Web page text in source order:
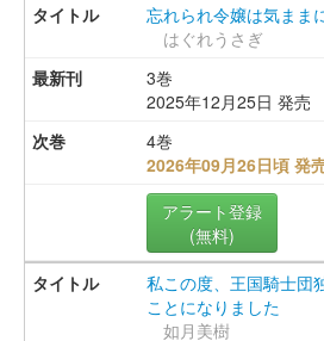
忘れられ令嬢は気まま
はぐれうさぎ
3巻
2025年12月25日 発売
4巻
2026年09月26日頃 発
アラート登録
(無料)
私この度、王国騎士団
ことになりました
如月美樹